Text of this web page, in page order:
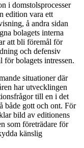
i domstolsprocesser
edition vara ett
å andra sidan
bolagets interna
att bli föremål för
och defensiv
för bolagets intressen.
situationer där
har utvecklingen
till en i det
både gott och ont. För
bild av editionens
som företrädare för
känslig